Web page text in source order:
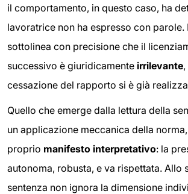
il comportamento, in questo caso, ha
lavoratrice non ha espresso con parole.
sottolinea con precisione che il
successivo è giuridicamente irrilevante
cessazione del rapporto si è già
Quello che emerge dalla lettura della
un applicazione meccanica della
proprio manifesto interpretativo: la
autonoma, robusta, e va rispettata. Allo
sentenza non ignora la dimensione